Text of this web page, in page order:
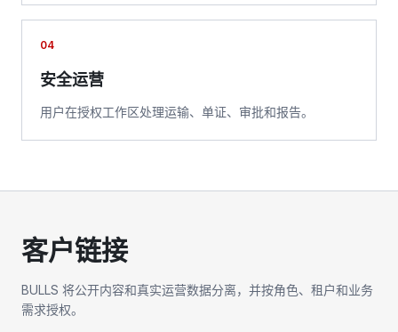
04
安全运营
用户在授权工作区处理运输、单证、审批和报告。
客户链接
BULLS 将公开内容和真实运营数据分离，并按角色、租户和业务
需求授权。